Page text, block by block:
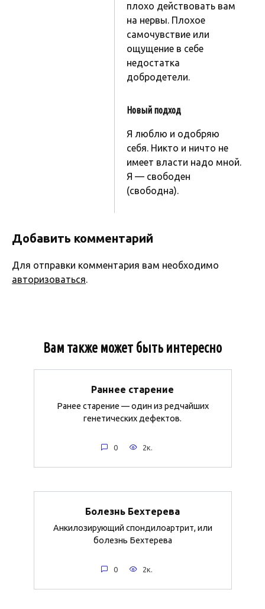
плохо действовать вам
на нервы. Плохое
самочувствие или
ощущение в себе
недостатка
добродетели.
Новый подход
Я люблю и одобряю
себя. Никто и ничто не
имеет власти надо мной.
Я — свободен
(свободна).
Добавить комментарий
Для отправки комментария вам необходимо
авторизоваться.
Вам также может быть интересно
Раннее старение
Ранее старение — один из редчайших
генетических дефектов.
0 2к.
Болезнь Бехтерева
Анкилозирующий спондилоартрит, или
болезнь Бехтерева
0 2к.